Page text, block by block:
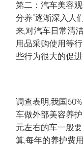
第二：汽车美容
分养”逐渐深入人
来,对汽车日常清
用品采购使用等
些行为很大的促
调查表明,我国
车做外部美容养
元左右的车一般
算,每年的养护费